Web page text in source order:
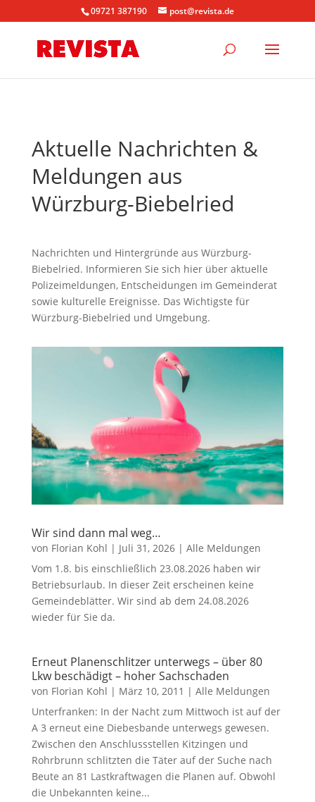
09721 387190 post@revista.de
Aktuelle Nachrichten &
Meldungen aus
Würzburg-Biebelried
Nachrichten und Hintergründe aus Würzburg-
Biebelried. Informieren Sie sich hier über aktuelle
Polizeimeldungen, Entscheidungen im Gemeinderat
sowie kulturelle Ereignisse. Das Wichtigste für
Würzburg-Biebelried und Umgebung.
Wir sind dann mal weg…
von Florian Kohl | Juli 31, 2026| Alle Meldungen
Vom 1.8. bis einschließlich 23.08.2026 haben wir
Betriebsurlaub. In dieser Zeit erscheinen keine
Gemeindeblätter. Wir sind ab dem 24.08.2026
wieder für Sie da.
Erneut Planenschlitzer unterwegs – über 80
Lkw beschädigt – hoher Sachschaden
von Florian Kohl | März 10, 2011 | Alle Meldungen
Unterfranken: In der Nacht zum Mittwoch ist auf der
A 3 erneut eine Diebesbande unterwegs gewesen.
Zwischen den Anschlussstellen Kitzingen und
Rohrbrunn schlitzten die Täter auf der Suche nach
Beute an 81 Lastkraftwagen die Planen auf. Obwohl
die Unbekannten keine...